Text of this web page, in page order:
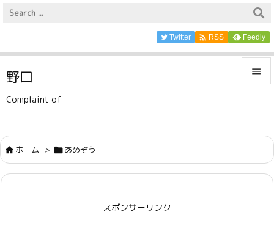

サイド

前へ
Twitter  RSS Feedly
野口
Complaint of
ホーム > あめぞう
スポンサーリンク